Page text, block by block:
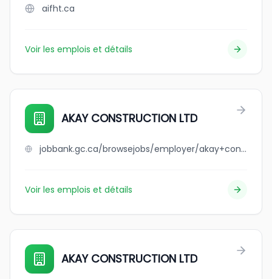
aifht.ca
Voir les emplois et détails
AKAY CONSTRUCTION LTD
jobbank.gc.ca/browsejobs/employer/akay+construction+ltd/ca
Voir les emplois et détails
AKAY CONSTRUCTION LTD